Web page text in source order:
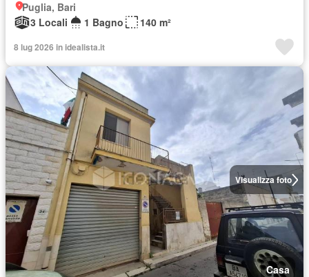
Puglia, Bari
3 Locali
1 Bagno 140 m²
8 lug 2026 in idealista.it
Visualizza foto
Casa